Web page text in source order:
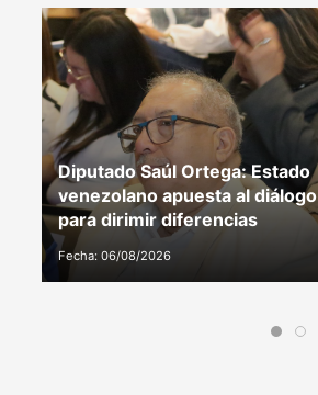
Diputado Saúl Ortega: Estado
venezolano apuesta al diálogo
para dirimir diferencias
Fecha: 06/08/2026